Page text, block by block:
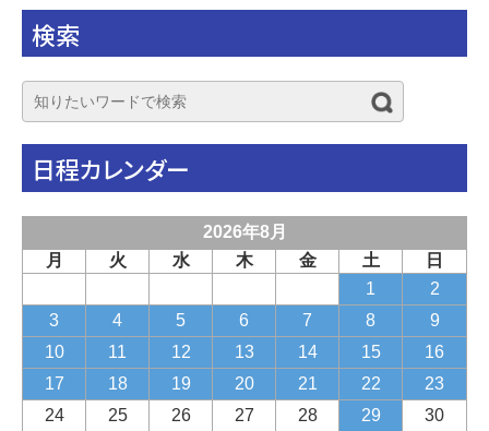
リ検索
日程カレンダー
2026年8月
月
火 水 木 金 土
日
1
2
3
4 5 6 7 8
9
10
11 12 13 14 15
16
17
18 19 20 21 22
23
24
25 26 27 28 29
30